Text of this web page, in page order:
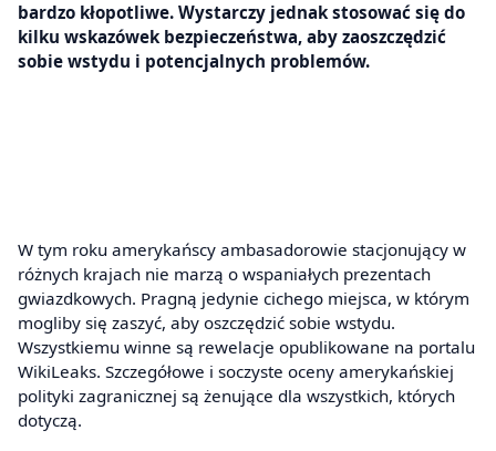
bardzo kłopotliwe. Wystarczy jednak stosować się do
kilku wskazówek bezpieczeństwa, aby zaoszczędzić
sobie wstydu i potencjalnych problemów.
W tym roku amerykańscy ambasadorowie stacjonujący w
różnych krajach nie marzą o wspaniałych prezentach
gwiazdkowych. Pragną jedynie cichego miejsca, w którym
mogliby się zaszyć, aby oszczędzić sobie wstydu.
Wszystkiemu winne są rewelacje opublikowane na portalu
WikiLeaks. Szczegółowe i soczyste oceny amerykańskiej
polityki zagranicznej są żenujące dla wszystkich, których
dotyczą.